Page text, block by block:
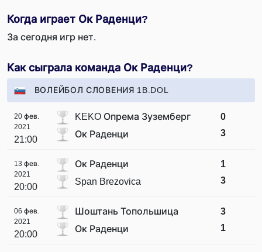
Когда играет Ок Раденци?
За сегодня игр нет.
Как сыграла команда Ок Раденци?
ВОЛЕЙБОЛ СЛОВЕНИЯ 1B.DOL
20 фев.
2021
21:00
KEKO Опрема Зуземберг
Ок Раденци
0
3
13 фев.
2021
20:00
Ок Раденци
Span Brezovica
1
3
06 фев.
2021
20:00
Шоштань Топольшица
Ок Раденци
3
1